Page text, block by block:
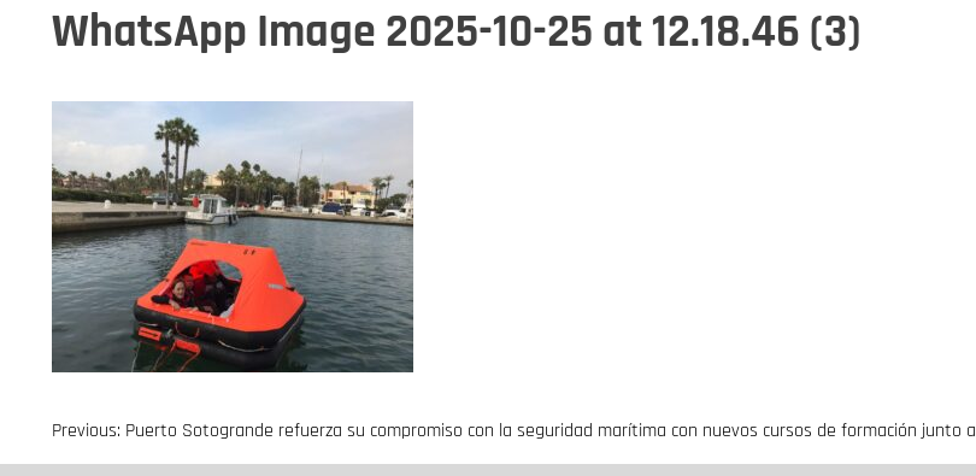
WhatsApp Image 2025-10-25 at 12.18.46 (3)
Navegación
Previous: Puerto Sotogrande refuerza su compromiso con la seguridad marítima con nuevos cursos de formación junto